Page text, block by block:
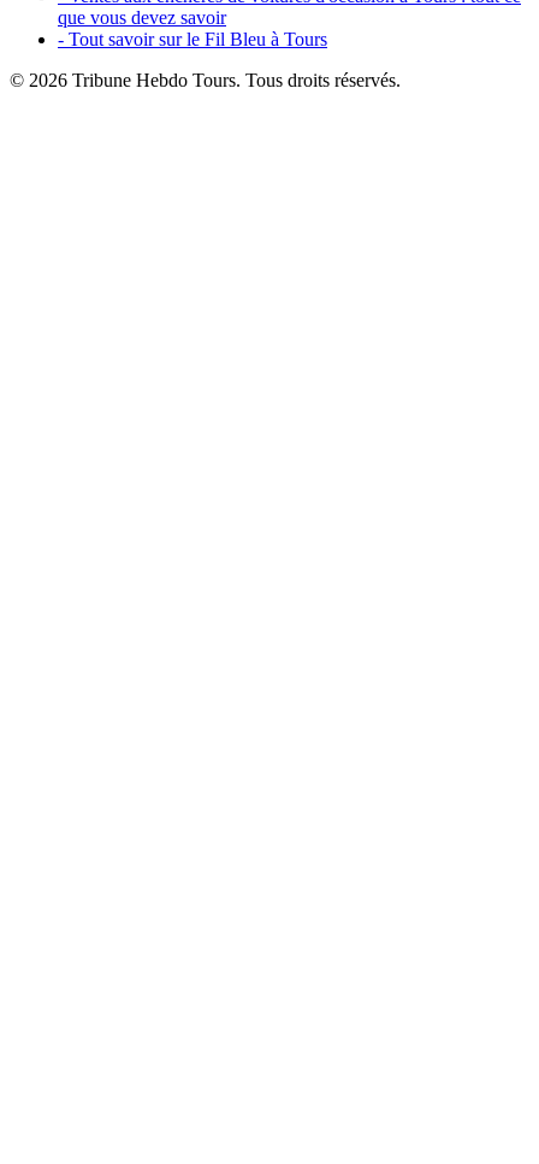
que vous devez savoir
- Tout savoir sur le Fil Bleu à Tours
© 2026 Tribune Hebdo Tours. Tous droits réservés.